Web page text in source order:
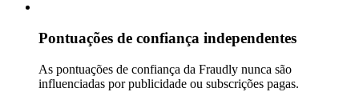
Pontuações de confiança independentes
As pontuações de confiança da Fraudly nunca são
influenciadas por publicidade ou subscrições pagas.